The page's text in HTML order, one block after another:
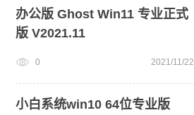
办公版 Ghost Win11 专业正式
版 V2021.11
0 2021/11/22
小白系统win10 64位专业版